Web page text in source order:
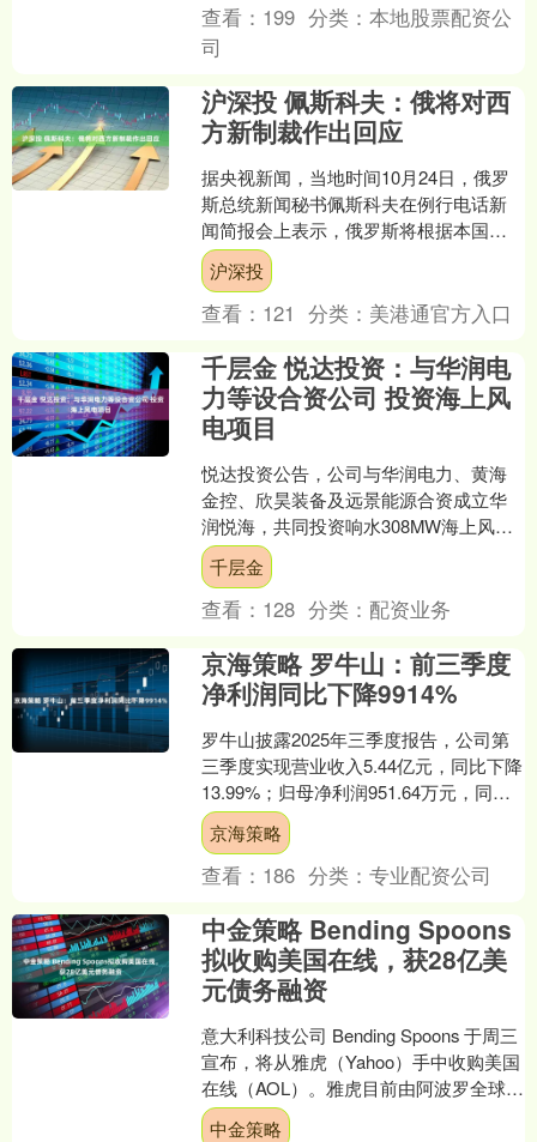
查看： 199 分类：本地股票配资公
司
沪深投 佩斯科夫：俄将对西
方新制裁作出回应
据央视新闻，当地时间10月24日，俄罗
斯总统新闻秘书佩斯科夫在例行电话新
闻简报会上表示，俄罗斯将根据本国利
益对西方新制裁作出回应。 举报 相关阅
读 苹果首款eS....
沪深投
查看： 121 分类： 美港通官方入口
千层金 悦达投资：与华润电
力等设合资公司 投资海上风
电项目
悦达投资公告，公司与华润电力、黄海
金控、欣昊装备及远景能源合资成立华
润悦海，共同投资响水308MW海上风电
项目，悦达投资持股20%，认缴出资2.0
亿元。另外，公....
千层金
查看： 128 分类： 配资业务
京海策略 罗牛山：前三季度
净利润同比下降9914%
罗牛山披露2025年三季度报告，公司第
三季度实现营业收入5.44亿元，同比下降
13.99%；归母净利润951.64万元，同比
下降86.2%。前三季度实现营业收入....
京海策略
查看： 186 分类：专业配资公司
中金策略 Bending Spoons
拟收购美国在线，获28亿美
元债务融资
意大利科技公司 Bending Spoons 于周三
宣布，将从雅虎（Yahoo）手中收购美国
在线（AOL）。雅虎目前由阿波罗全球管
理公司（Apollo Glob....
中金策略